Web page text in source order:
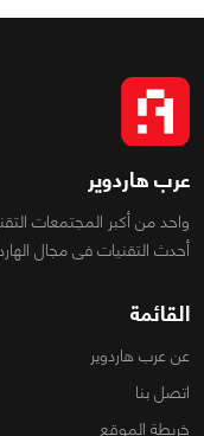
عرب هاردوير
واحد من أكبر المجتمعات
أحدث التقنيات فى مجال
القائمة
عن عرب هاردوير
اتصل بنا
خريطة الموقع